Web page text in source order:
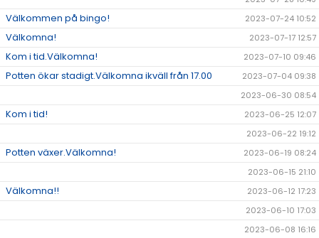
Välkommen på bingo! 2023-07-24 10:52
Välkomna! 2023-07-17 12:57
Kom i tid.Välkomna! 2023-07-10 09:46
Potten ökar stadigt.Välkomna ikväll från 17.00
2023-07-04 09:38
2023-06-30 08:54
Kom i tid!
2023-06-25 12:07
2023-06-22 19:12
Potten växer.Välkomna!
2023-06-19 08:24
2023-06-15 21:10
Välkomna!!
2023-06-12 17:23
2023-06-10 17:03
2023-06-08 16:16